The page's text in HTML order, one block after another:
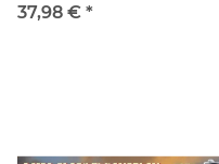
37,98 € *